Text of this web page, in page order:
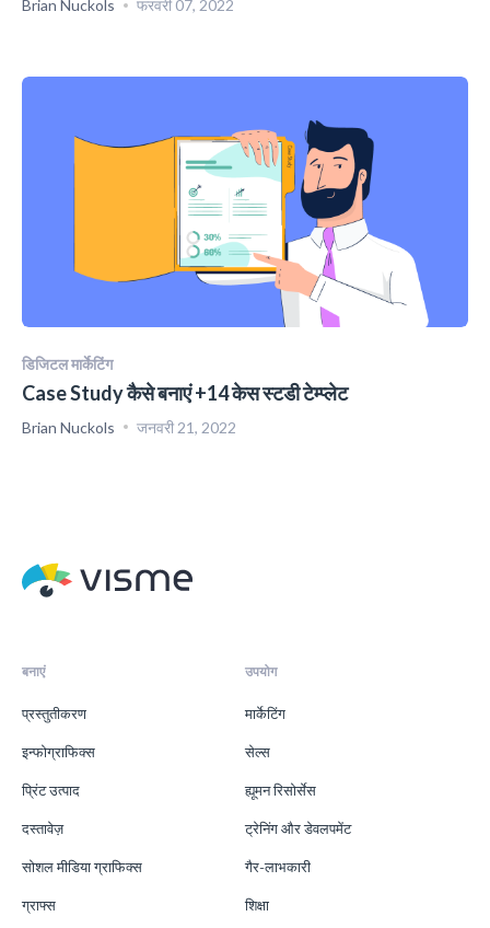
Brian Nuckols फरवरी 07, 2022
डिजिटल मार्केटिंग
Case Study कैसे बनाएं +14 केस स्टडी टेम्प्लेट
Brian Nuckols जनवरी 21, 2022
बनाएं
प्रस्तुतीकरण
इन्फोग्राफिक्स
प्रिंट उत्पाद
दस्तावेज़
सोशल मीडिया ग्राफिक्स
ग्राफ्स
उपयोग
मार्केटिंग
सेल्स
ह्यूमन रिसोर्सेस
ट्रेनिंग और डेवलपमेंट
गैर-लाभकारी
शिक्षा